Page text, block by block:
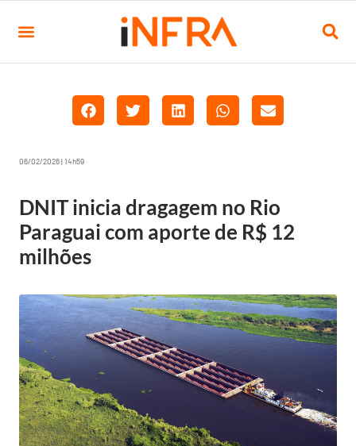
06/02/2026 | 14h59
DNIT inicia dragagem no Rio
Paraguai com aporte de R$ 12
milhões